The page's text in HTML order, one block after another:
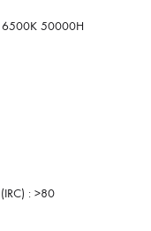
6500K 50000H
: >80